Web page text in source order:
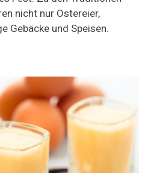
rund
um
nicht nur Ostereier,
Gebäcke und Speisen.